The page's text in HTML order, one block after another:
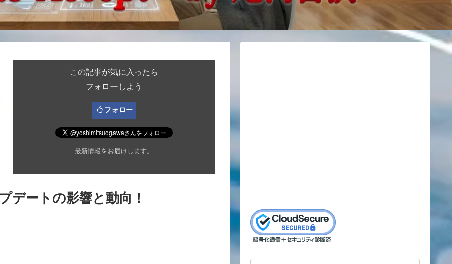
この記事が気に入ったら
フォローしよう
フォロー
最新情報をお届けします。
デートの影響と動向！